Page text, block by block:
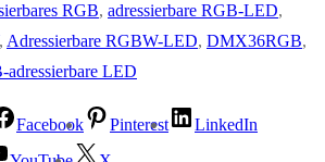
RGB, adressierbare RGB-LED,
, Adressierbare RGBW-LED, DMX36RGB,
adressierbare LED
Facebook Pinterest
LinkedIn